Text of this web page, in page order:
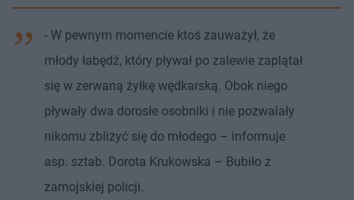
- W pewnym momencie ktoś zauważył, że
młody łabędź, który pływał po zalewie zaplątał
się w zerwaną żyłkę wędkarską. Obok niego
pływały dwa dorosłe osobniki i nie pozwalały
nikomu zbliżyć się do młodego – informuje
asp. sztab. Dorota Krukowska – Bubiło z
zamojskiej policji.